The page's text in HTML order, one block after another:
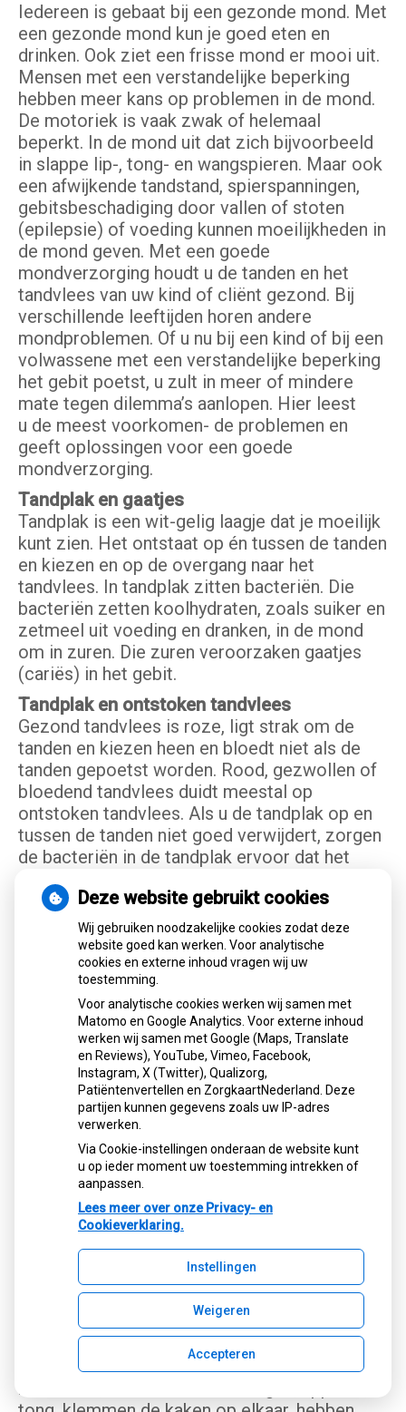
Iedereen is gebaat bij een gezonde mond. Met
een gezonde mond kun je goed eten en
drinken. Ook ziet een frisse mond er mooi uit.
Mensen met een verstandelijke beperking
hebben meer kans op problemen in de mond.
De motoriek is vaak zwak of helemaal
beperkt. In de mond uit dat zich bijvoorbeeld
in slappe lip-, tong- en wangspieren. Maar ook
een afwijkende tandstand, spierspanningen,
gebitsbeschadiging door vallen of stoten
(epilepsie) of voeding kunnen moeilijkheden in
de mond geven. Met een goede
mondverzorging houdt u de tanden en het
tandvlees van uw kind of cliënt gezond. Bij
verschillende leeftijden horen andere
mondproblemen. Of u nu bij een kind of bij een
volwassene met een verstandelijke beperking
het gebit poetst, u zult in meer of mindere
mate tegen dilemma’s aanlopen. Hier leest
u de meest voorkomen- de problemen en
geeft oplossingen voor een goede
mondverzorging.
Tandplak en gaatjes
Tandplak is een wit-gelig laagje dat je moeilijk
kunt zien. Het ontstaat op én tussen de tanden
en kiezen en op de overgang naar het
tandvlees. In tandplak zitten bacteriën. Die
bacteriën zetten koolhydraten, zoals suiker en
zetmeel uit voeding en dranken, in de mond
om in zuren. Die zuren veroorzaken gaatjes
(cariës) in het gebit.
Tandplak en ontstoken tandvlees
Gezond tandvlees is roze, ligt strak om de
tanden en kiezen heen en bloedt niet als de
tanden gepoetst worden. Rood, gezwollen of
bloedend tandvlees duidt meestal op
ontstoken tandvlees. Als u de tandplak op en
tussen de tanden niet goed verwijdert, zorgen
de bacteriën in de tandplak ervoor dat het
tandvlees ontstoken raakt. Niet verwijderde
tandplak kan hard worden en verkalken tot
tandsteen. Aan tandsteen hecht zich makkelijk
weer nieuwe tandplak. Zo raakt het tandvlees
steeds meer ontstoken. De ontsteking kan
zelfs het daaronder gelegen kaakbot
aantasten. Ernstige tandvleesproblemen
kunnen leiden tot het verlies van tanden en
Gaatjes en tandvleesontstekingen zijn
infectieziekten met zowel gevolgen voor de
mondgezondheid als de algemene
gezondheid.
Hoe haalt u de tandplak weg?
Tandenpoetsen is de basis van een goede
mondhygiëne. Het is een secuur werkje en
zeker niet eenvoudig. Voor uw kind of cliënt
zelf is tandenpoetsen waarschijnlijk te
moeilijk. Daarvoor is uw hulp nodig. Maar veel
kinderen of cliënten wenden nogal eens hun
hoofd af of duwen de borstel weg met hun
tong. Ze bijten bijvoorbeeld op de borstel,
kokhalzen, hebben strakke wangen, lippen en
Deze website gebruikt cookies
Wij gebruiken noodzakelijke cookies zodat deze
website goed kan werken. Voor analytische
cookies en externe inhoud vragen wij uw
toestemming.
Voor analytische cookies werken wij samen met
Matomo en Google Analytics. Voor externe inhoud
werken wij samen met Google (Maps, Translate
en Reviews), YouTube, Vimeo, Facebook,
Instagram, X (Twitter), Qualizorg,
Patiëntenvertellen en ZorgkaartNederland. Deze
partijen kunnen gegevens zoals uw IP-adres
verwerken.
Via Cookie-instellingen onderaan de website kunt
u op ieder moment uw toestemming intrekken of
aanpassen.
Lees meer over onze Privacy- en
Cookieverklaring.
Instellingen
Weigeren
Accepteren